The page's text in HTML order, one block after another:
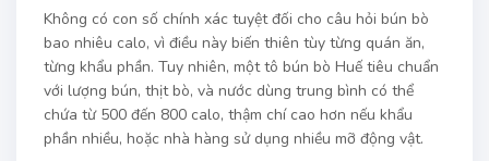
Không có con số chính xác tuyệt đối cho câu hỏi bún bò
bao nhiêu calo, vì điều này biến thiên tùy từng quán ăn,
từng khẩu phần. Tuy nhiên, một tô bún bò Huế tiêu chuẩn
với lượng bún, thịt bò, và nước dùng trung bình có thể
chứa từ 500 đến 800 calo, thậm chí cao hơn nếu khẩu
phần nhiều, hoặc nhà hàng sử dụng nhiều mỡ động vật.